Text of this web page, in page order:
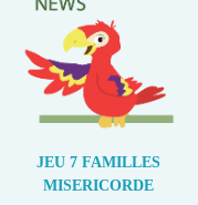
JEU 7 FAMILLES
MISERICORDE